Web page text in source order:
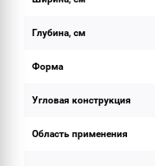
Глубина, см
Форма
Угловая конструкция
Область применения